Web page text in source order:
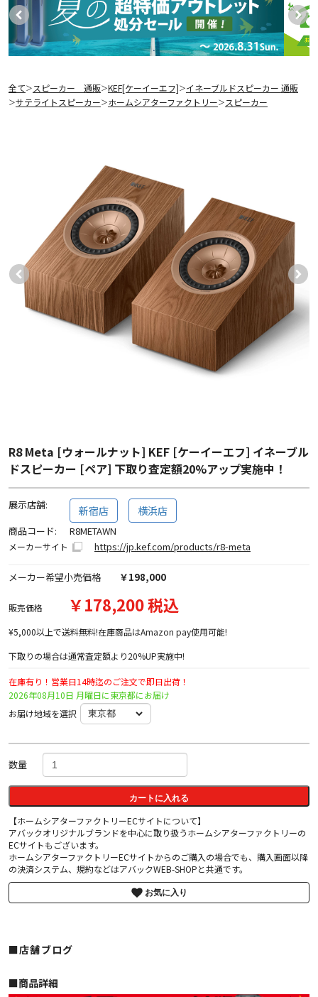
全て＞ スピーカー 通販＞KEF[ケーイーエフ]＞イネーブルドスピーカー 通販
＞サテライトスピーカー＞ホームシアターファクトリー＞ スピーカー
R8 Meta [ウォールナット] KEF [ケーイーエフ] イネーブル
ドスピーカー [ペア] 下取り査定額20%アップ実施中！
展示店舗: 新宿店 横浜店
商品コード: R8METAWN
メーカーサイト https://jp.kef.com/products/r8-meta
メーカー希望小売価格 ￥198,000
販売価格 ￥178,200 税込
¥5,000以上で送料無料!在庫商品はAmazon pay使用可能!
下取りの場合は通常査定額より20%UP実施中!
在庫有り！営業日14時迄のご注文で即日出荷！
2026年08月10日 月曜日に東京都にお届け
お届け地域を選択
数量
カートに入れる
【ホームシアターファクトリーECサイトについて】
アバックオリジナルブランドを中心に取り扱うホームシアターファクトリーの
ECサイトもございます。
ホームシアターファクトリーECサイトからのご購入の場合でも、購入画面以降
の決済システム、規約などはアバックWEB-SHOPと共通です。
お気に入り
■店舗ブログ
■︎商品詳細